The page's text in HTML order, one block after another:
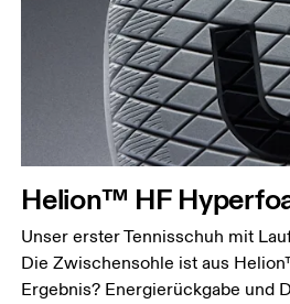
Helion™ HF
Unser erster Tennisschuh mit
Die Zwischensohle ist aus
Ergebnis? Energierückgabe und